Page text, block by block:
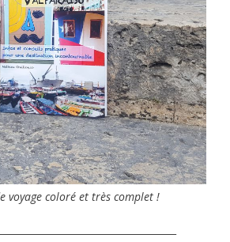
voyage coloré et très complet !